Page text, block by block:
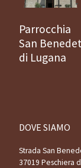
Parrocchia
San
di Lugana
DOVE SIAMO
Strada San
37019 Peschiera